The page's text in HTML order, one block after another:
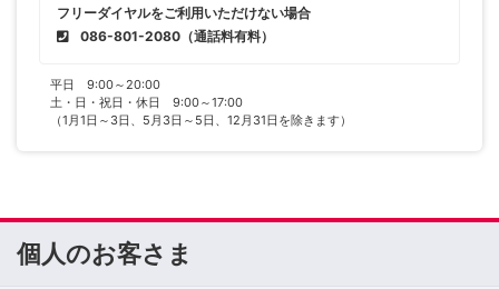
フリーダイヤルをご利用いただけない場合
086-801-2080 （通話料有料）
平日 9:00～20:00
土・日・祝日・休日 9:00～17:00
（1月1日～3日、5月3日～5日、12月31日を除きます）
個人のお客さま